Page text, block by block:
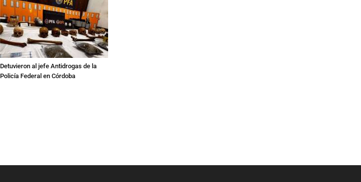
Detuvieron al jefe Antidrogas de la
Policía Federal en Córdoba